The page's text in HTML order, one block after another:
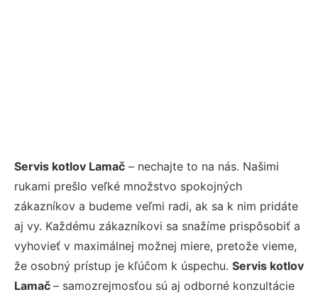
Servis kotlov Lamač – nechajte to na nás. Našimi
rukami prešlo veľké množstvo spokojných
zákazníkov a budeme veľmi radi, ak sa k nim pridáte
aj vy. Každému zákazníkovi sa snažíme prispôsobiť a
vyhovieť v maximálnej možnej miere, pretože vieme,
že osobný prístup je kľúčom k úspechu. Servis kotlov
Lamač – samozrejmosťou sú aj odborné konzultácie